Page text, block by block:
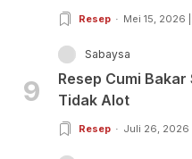
Resep Mei 15, 2026
9
Sabaysa
Resep Cumi
Tidak Alot
Resep Juli 26, 2026